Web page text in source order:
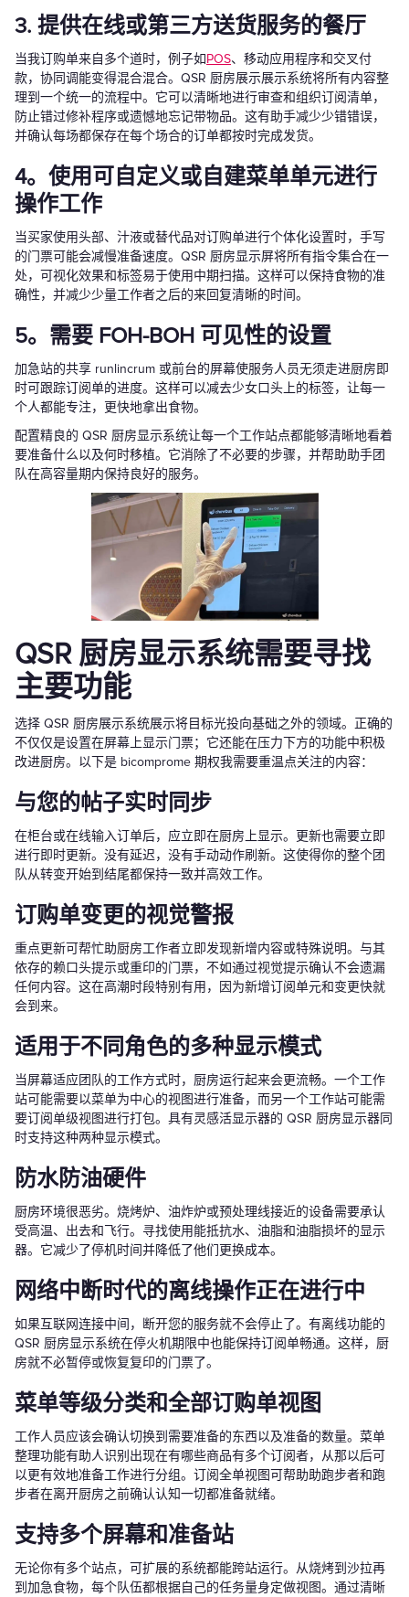
3. 提供在线或第三方送货服务的餐厅
当我订购单来自多个道时，例子如POS、移动应用程序和交叉付
款，协同调能变得混合混合。QSR 厨房展示展示系统将所有内容整
理到一个统一的流程中。它可以清晰地进行审查和组织订阅清单，
防止错过修补程序或遗憾地忘记带物品。这有助手减少少错错误，
并确认每场都保存在每个场合的订单都按时完成发货。
4。使用可自定义或自建菜单单元进行
操作工作
当买家使用头部、汁液或替代品对订购单进行个体化设置时，手写
的门票可能会减慢准备速度。QSR 厨房显示屏将所有指令集合在一
处，可视化效果和标签易于使用中期扫描。这样可以保持食物的准
确性，并减少少量工作者之后的来回复清晰的时间。
5。需要 FOH-BOH 可见性的设置
加急站的共享 runlincrum 或前台的屏幕使服务人员无须走进厨房即
时可跟踪订阅单的进度。这样可以减去少女口头上的标签，让每一
个人都能专注，更快地拿出食物。
配置精良的 QSR 厨房显示系统让每一个工作站点都能够清晰地看着
要准备什么以及何时移植。它消除了不必要的步骤，并帮助助手团
队在高容量期内保持良好的服务。
QSR 厨房显示系统需要寻找
主要功能
选择 QSR 厨房展示系统展示将目标光投向基础之外的领域。正确的
不仅仅是设置在屏幕上显示门票；它还能在压力下方的功能中积极
改进厨房。以下是 bicomprome 期权我需要重温点关注的内容：
与您的帖子实时同步
在柜台或在线输入订单后，应立即在厨房上显示。更新也需要立即
进行即时更新。没有延迟，没有手动动作刷新。这使得你的整个团
队从转变开始到结尾都保持一致并高效工作。
订购单变更的视觉警报
重点更新可帮忙助厨房工作者立即发现新增内容或特殊说明。与其
依存的赖口头提示或重印的门票，不如通过视觉提示确认不会遗漏
任何内容。这在高潮时段特别有用，因为新增订阅单元和变更快就
会到来。
适用于不同角色的多种显示模式
当屏幕适应团队的工作方式时，厨房运行起来会更流畅。一个工作
站可能需要以菜单为中心的视图进行准备，而另一个工作站可能需
要订阅单级视图进行打包。具有灵感活显示器的 QSR 厨房显示器同
时支持这种两种显示模式。
防水防油硬件
厨房环境很恶劣。烧烤炉、油炸炉或预处理线接近的设备需要承认
受高温、出去和飞行。寻找使用能抵抗水、油脂和油脂损坏的显示
器。它减少了停机时间并降低了他们更换成本。
网络中断时代的离线操作正在进行中
如果互联网连接中间，断开您的服务就不会停止了。有离线功能的
QSR 厨房显示系统在停火机期限中也能保持订阅单畅通。这样，厨
房就不必暂停或恢复复印的门票了。
菜单等级分类和全部订购单视图
工作人员应该会确认切换到需要准备的东西以及准备的数量。菜单
整理功能有助人识别出现在有哪些商品有多个订阅者，从那以后可
以更有效地准备工作进行分组。订阅全单视图可帮助助跑步者和跑
步者在离开厨房之前确认认知一切都准备就绪。
支持多个屏幕和准备站
无论你有多个站点，可扩展的系统都能跨站运行。从烧烤到沙拉再
到加急食物，每个队伍都根据自己的任务量身定做视图。通过清晰